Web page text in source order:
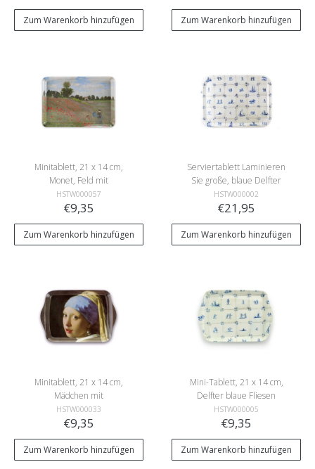
Zum Warenkorb hinzufügen Zum Warenkorb hinzufügen
Minitablett, 21 x 14 cm,
Monet, Feld mit
Mohnblumen
HSTW000057
€9,35
Zum Warenkorb hinzufügen
Serviertablett Laminieren
Sie große, blaue Delfter
Fliesen
HSTW000002
€21,95
Zum Warenkorb hinzufügen
Minitablett, 21 x 14 cm,
Mädchen mit
Perlenohrring, Vermeer
HSTW000033
€9,35
Zum Warenkorb hinzufügen
Mini-Tablett, 21 x 14 cm,
Delfter blaue Fliesen
HSTW000005
€9,35
Zum Warenkorb hinzufügen